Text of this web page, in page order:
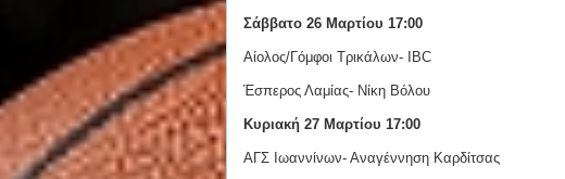
Σάββατο 26 Μαρτίου 17:00
Αίολος/Γόμφοι Τρικάλων- IBC
Έσπερος Λαμίας- Νίκη Βόλου
Κυριακή 27 Μαρτίου 17:00
ΑΓΣ Ιωαννίνων- Αναγέννηση Καρδίτσας